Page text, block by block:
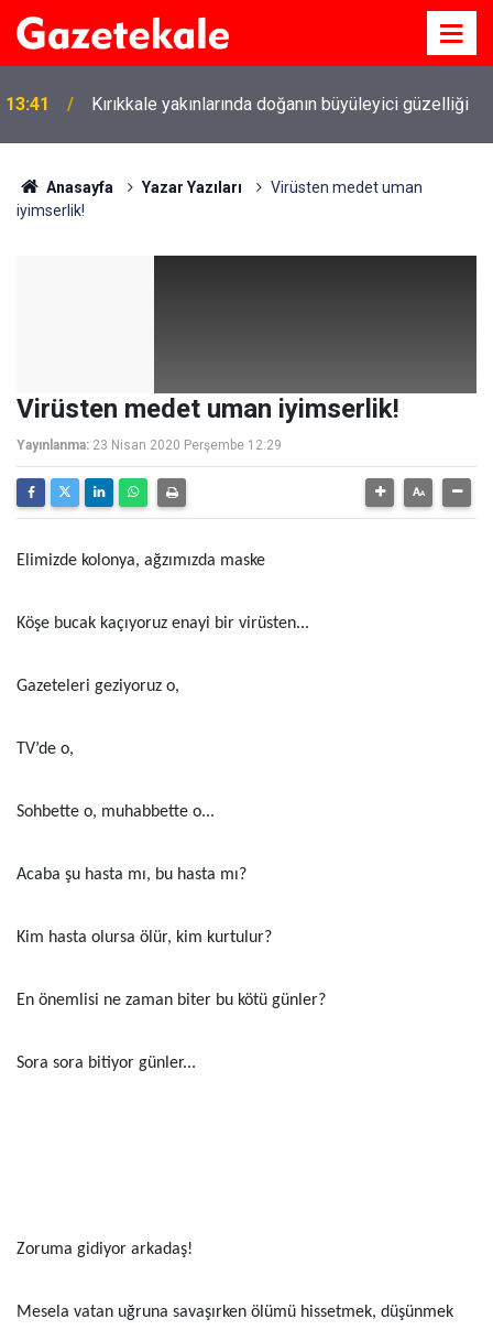
13:41 Kırıkkale yakınlarında doğanın büyüleyici güzelliği
Anasayfa Yazar Yazıları
Virüsten medet uman
iyimserlik!
Virüsten medet uman iyimserlik!
Yayınlanma: 23 Nisan 2020 Perşembe 12:29
Elimizde kolonya, ağzımızda maske
Köşe bucak kaçıyoruz enayi bir virüsten...
Gazeteleri geziyoruz o,
TV’de o,
Sohbette o, muhabbette o...
Acaba şu hasta mı, bu hasta mı?
Kim hasta olursa ölür, kim kurtulur?
En önemlisi ne zaman biter bu kötü günler?
Sora sora bitiyor günler...
Zoruma gidiyor arkadaş!
Mesela vatan uğruna savaşırken ölümü hissetmek, düşünmek